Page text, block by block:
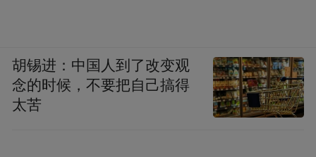
胡锡进：中国人到了改变观
念的时候，不要把自己搞得
太苦